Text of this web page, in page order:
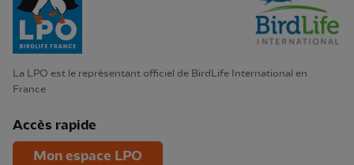
La LPO est le représentant officiel de BirdLife International en
France
Accès rapide
Mon espace LPO